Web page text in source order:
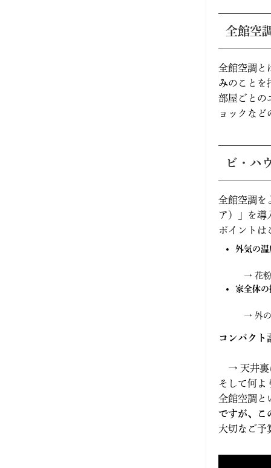
全館空
全館空調と
みのことを
部屋ごとの
ョックな
ビ・ハ
全館空調を
ア）」を導
ポイントは
外気の
→ 花粉
家全体
→ 外の
コンパクト
→ 天井裏
そして何よ
全館空調と
ですが、こ
大切なご予